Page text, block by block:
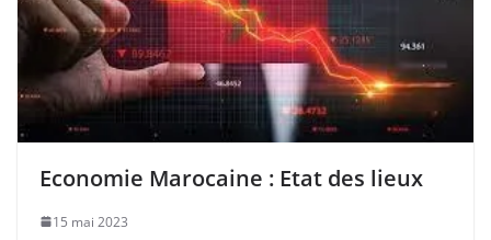
Economie Marocaine : Etat des lieux
15 mai 2023